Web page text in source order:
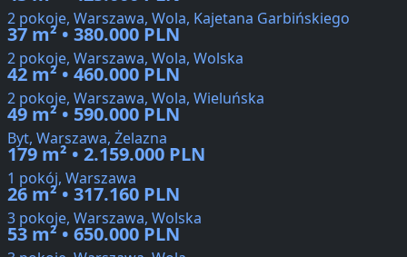
2 pokoje, Warszawa, Wola, Kajetana Garbińskiego
37 m² • 380.000 PLN
2 pokoje, Warszawa, Wola, Wolska
42 m² • 460.000 PLN
2 pokoje, Warszawa, Wola, Wieluńska
49 m² • 590.000 PLN
Byt, Warszawa, Żelazna
179 m² • 2.159.000 PLN
1 pokój, Warszawa
26 m² • 317.160 PLN
3 pokoje, Warszawa, Wolska
53 m² • 650.000 PLN